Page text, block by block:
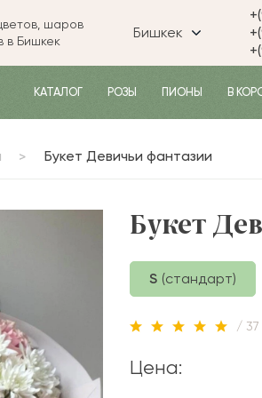
шаров
в Бишкек
Бишкек
КАТАЛОГ РОЗЫ ПИОНЫ В
Букет Девичьи фантазии
Букет
S (стандарт)
/ 37
Цена: